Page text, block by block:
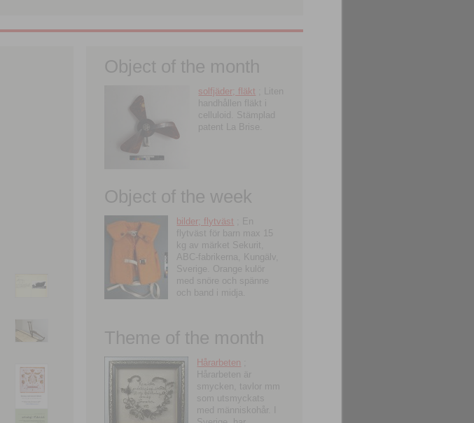
Object of the month
solfjäder; fläkt ; Liten
handhållen fläkt i
celluloid. Stämplad
patent La Brise.
Object of the week
bilder; flytväst ; En
flytväst för barn max 15
kg av märket Sekurit,
ABC-fabrikerna, Kungälv,
Sverige. Orange kulör
med snöre och spänne
och band i midja.
Theme of the month
Hårarbeten
Hårarbeten är
smycken, tavlor mm
som utsmyckats
med människohår. I